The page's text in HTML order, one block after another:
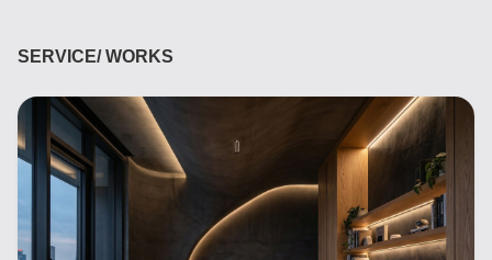
SERVICE/ WORKS